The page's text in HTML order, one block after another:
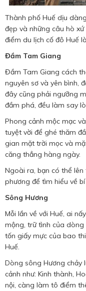
Thành phố Huế dịu
đẹp và những câu hò xứ
điểm du lịch cố đô Huế
Đầm Tam Giang
Đầm Tam Giang cách
nguyên sơ và yên bình,
đây cũng phải ngưỡng
đầm phá, đều làm say
Phong cảnh mộc mạc
tuyệt vời để ghé thăm
gian mặt trời mọc và
căng thẳng hàng ngày.
Ngoài ra, bạn có thể
phương để tìm hiểu về
Sông Hương
Mỗi lần về với Huế, ai
mộng, trữ tình của
tốn giấy mực của bao
Huế.
Dòng sông Hương chảy
cảnh như: Kinh thành,
nội, càng làm tô điểm